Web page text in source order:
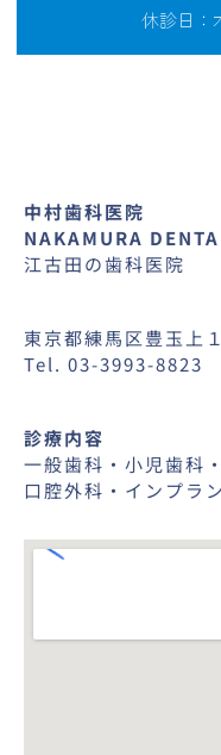
休診日：
中村歯科医院
NAKAMURA
江古田の歯科医院
東京都練馬区豊玉上
Tel. 03-3993-8823
診療内容
一般歯科・小児歯科
口腔外科・インプラ